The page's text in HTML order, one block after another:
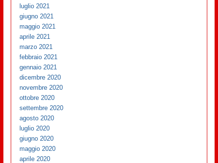
luglio 2021
giugno 2021
maggio 2021
aprile 2021
marzo 2021
febbraio 2021
gennaio 2021
dicembre 2020
novembre 2020
ottobre 2020
settembre 2020
agosto 2020
luglio 2020
giugno 2020
maggio 2020
aprile 2020